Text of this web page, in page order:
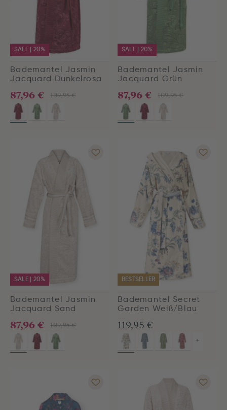
SALE | 20%
Bademantel Jasmin
Jacquard Dunkelrosa
109,95 €
87,96 €
SALE | 20%
Bademantel Jasmin
Jacquard Grün
109,95 €
87,96 €
SALE | 20%
Bademantel Jasmin
Jacquard Sand
109,95 €
87,96 €
BESTSELLER
Bademantel Secret
Garden Weiß/Blau
119,95 €
+